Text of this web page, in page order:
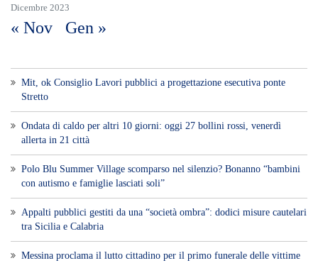
Dicembre 2023
« Nov Gen »
Mit, ok Consiglio Lavori pubblici a progettazione esecutiva ponte
Stretto
Ondata di caldo per altri 10 giorni: oggi 27 bollini rossi, venerdì
allerta in 21 città
Polo Blu Summer Village scomparso nel silenzio? Bonanno “bambini
con autismo e famiglie lasciati soli”
Appalti pubblici gestiti da una “società ombra”: dodici misure cautelari
tra Sicilia e Calabria
Messina proclama il lutto cittadino per il primo funerale delle vittime